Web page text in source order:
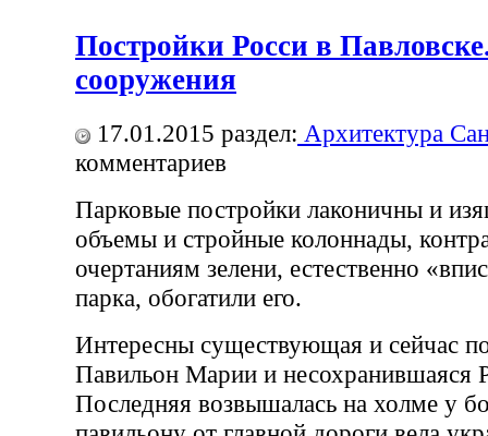
Постройки Росси в
сооружения
17.01.2015 раздел: Архитектура
комментариев
Парковые постройки лаконичны и
объемы и стройные колоннады,
очертаниям зелени, естественно
парка, обогатили его.
Интересны существующая и сейчас
Павильон Марии и несохранившаяся
Последняя возвышалась на холме у